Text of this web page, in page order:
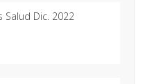
Dic. 2022